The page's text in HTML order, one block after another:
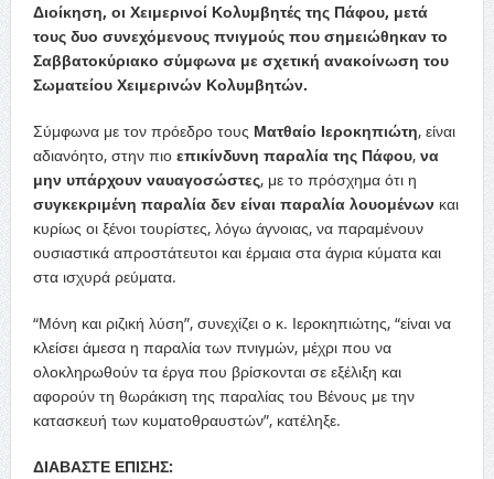
Διοίκηση, οι Χειμερινοί Κολυμβητές της Πάφου, μετά
τους δυο συνεχόμενους πνιγμούς που σημειώθηκαν το
Σαββατοκύριακο σύμφωνα με σχετική ανακοίνωση του
Σωματείου Χειμερινών Κολυμβητών.
Σύμφωνα με τον πρόεδρο τους Ματθαίο Ιεροκηπιώτη, είναι
αδιανόητο, στην πιο επικίνδυνη παραλία της Πάφου, να
μην υπάρχουν ναυαγοσώστες, με το πρόσχημα ότι η
συγκεκριμένη παραλία δεν είναι παραλία λουομένωνκαι
κυρίως οι ξένοι τουρίστες, λόγω άγνοιας, να παραμένουν
ουσιαστικά απροστάτευτοι και έρμαια στα άγρια κύματα και
στα ισχυρά ρεύματα.
“Μόνη και ριζική λύση”, συνεχίζει ο κ. Ιεροκηπιώτης, “είναι να
κλείσει άμεσα η παραλία των πνιγμών, μέχρι που να
ολοκληρωθούν τα έργα που βρίσκονται σε εξέλιξη και
αφορούν τη θωράκιση της παραλίας του Βένους με την
κατασκευή των κυματοθραυστών”, κατέληξε.
ΔΙΑΒΑΣΤΕ ΕΠΙΣΗΣ: